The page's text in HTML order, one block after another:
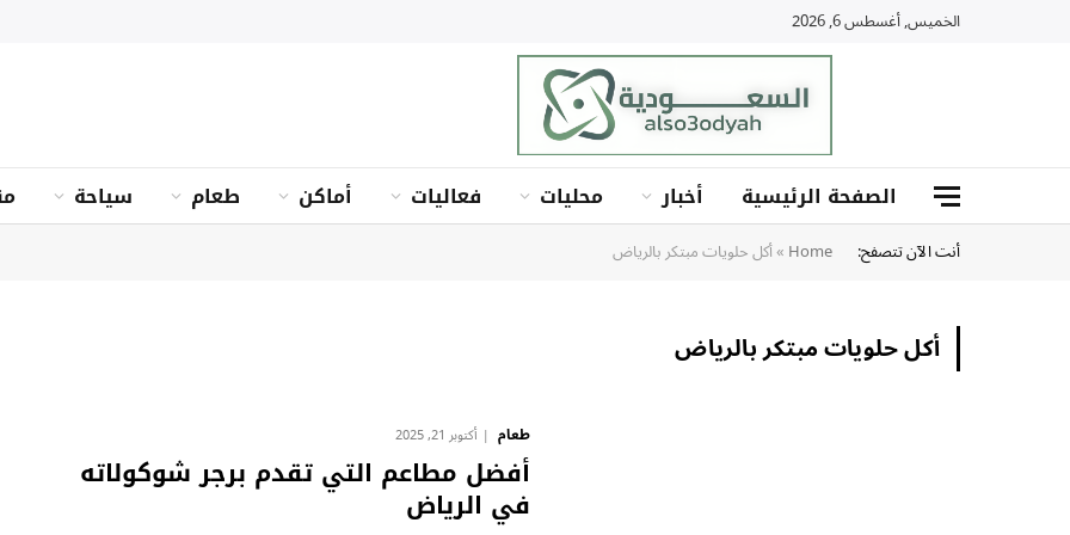
الخميس, أغسطس 6, 2026
الصفحة الرئيسية أخبار محليات فعاليات أماكن طعام سياحة
أنت الآن تتصفح: Home
»أكل حلويات مبتكر بالرياض
أكل حلويات مبتكر بالرياض
طعام أكتوبر 21, 2025
أفضل مطاعم التي تقدم برجر شوكولاته
في الرياض